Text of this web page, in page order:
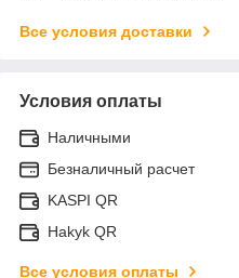
Все условия доставки
Условия оплаты
Наличными
Безналичный расчет
KASPI QR
Hakyk QR
Все условия оплаты